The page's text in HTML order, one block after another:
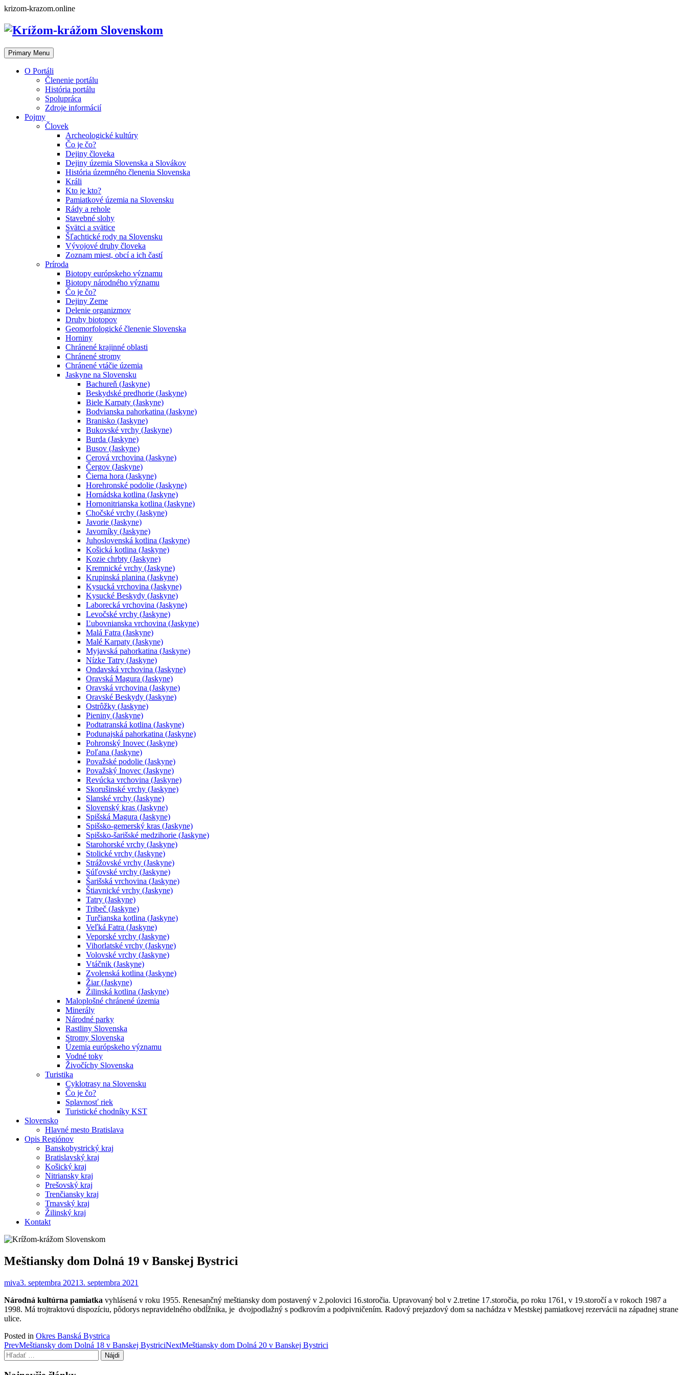
Skip
content
krizom-krazom.online
Primary Menu
O Portáli
Členenie portálu
História portálu
Spolupráca
Zdroje informácií
Pojmy
Človek
Archeologické kultúry
Čo je čo?
Dejiny človeka
Dejiny územia Slovenska a Slovákov
História územného členenia Slovenska
Králi
Kto je kto?
Pamiatkové územia na Slovensku
Rády a rehole
Stavebné slohy
Svätci a svätice
Šľachtické rody na Slovensku
Vývojové druhy človeka
Zoznam miest, obcí a ich častí
Príroda
Biotopy európskeho významu
Biotopy národného významu
Čo je čo?
Dejiny Zeme
Delenie organizmov
Druhy biotopov
Geomorfologické členenie Slovenska
Horniny
Chránené krajinné oblasti
Chránené stromy
Chránené vtáčie územia
Jaskyne na Slovensku
Bachureň (Jaskyne)
Beskydské predhorie (Jaskyne)
Biele Karpaty (Jaskyne)
Bodvianska pahorkatina (Jaskyne)
Branisko (Jaskyne)
Bukovské vrchy (Jaskyne)
Burda (Jaskyne)
Busov (Jaskyne)
Cerová vrchovina (Jaskyne)
Čergov (Jaskyne)
Čierna hora (Jaskyne)
Horehronské podolie (Jaskyne)
Hornádska kotlina (Jaskyne)
Hornonitrianska kotlina (Jaskyne)
Chočské vrchy (Jaskyne)
Javorie (Jaskyne)
Javorníky (Jaskyne)
Juhoslovenská kotlina (Jaskyne)
Košická kotlina (Jaskyne)
Kozie chrbty (Jaskyne)
Kremnické vrchy (Jaskyne)
Krupinská planina (Jaskyne)
Kysucká vrchovina (Jaskyne)
Kysucké Beskydy (Jaskyne)
Laborecká vrchovina (Jaskyne)
Levočské vrchy (Jaskyne)
Ľubovnianska vrchovina (Jaskyne)
Malá Fatra (Jaskyne)
Malé Karpaty (Jaskyne)
Myjavská pahorkatina (Jaskyne)
Nízke Tatry (Jaskyne)
Ondavská vrchovina (Jaskyne)
Oravská Magura (Jaskyne)
Oravská vrchovina (Jaskyne)
Oravské Beskydy (Jaskyne)
Ostrôžky (Jaskyne)
Pieniny (Jaskyne)
Podtatranská kotlina (Jaskyne)
Podunajská pahorkatina (Jaskyne)
Pohronský Inovec (Jaskyne)
Poľana (Jaskyne)
Považské podolie (Jaskyne)
Považský Inovec (Jaskyne)
Revúcka vrchovina (Jaskyne)
Skorušinské vrchy (Jaskyne)
Slanské vrchy (Jaskyne)
Slovenský kras (Jaskyne)
Spišská Magura (Jaskyne)
Spišsko-gemerský kras (Jaskyne)
Spišsko-šarišské medzihorie (Jaskyne)
Starohorské vrchy (Jaskyne)
Stolické vrchy (Jaskyne)
Strážovské vrchy (Jaskyne)
Súľovské vrchy (Jaskyne)
Šarišská vrchovina (Jaskyne)
Štiavnické vrchy (Jaskyne)
Tatry (Jaskyne)
Tribeč (Jaskyne)
Turčianska kotlina (Jaskyne)
Veľká Fatra (Jaskyne)
Veporské vrchy (Jaskyne)
Vihorlatské vrchy (Jaskyne)
Volovské vrchy (Jaskyne)
Vtáčnik (Jaskyne)
Zvolenská kotlina (Jaskyne)
Žiar (Jaskyne)
Žilinská kotlina (Jaskyne)
Maloplošné chránené územia
Minerály
Národné parky
Rastliny Slovenska
Stromy Slovenska
Územia európskeho významu
Vodné toky
Živočíchy Slovenska
Turistika
Cyklotrasy na Slovensku
Čo je čo?
Splavnosť riek
Turistické chodníky KST
Slovensko
Hlavné mesto Bratislava
Opis Regiónov
Banskobystrický kraj
Bratislavský kraj
Košický kraj
Nitriansky kraj
Prešovský kraj
Trenčiansky kraj
Trnavský kraj
Žilinský kraj
Kontakt
Meštiansky dom Dolná 19 v Banskej Bystrici
miva3. septembra 20213. septembra 2021
Národná kultúrna pamiatka vyhlásená v roku 1955. Renesančný meštiansky dom postavený v 2.polovici 16.storočia. Upravovaný bol v 2.tretine 17.storočia, po roku 1761, v 19.storočí a v rokoch 1987 a
1998. Má trojtraktovú dispozíciu, pôdorys nepravidelného obdĺžnika, je dvojpodlažný s podkrovím a podpivničením. Radový prejazdový dom sa nachádza v Mestskej pamiatkovej rezervácii na západnej strane
ulice.
Posted in Okres Banská Bystrica
Post
navigation
PrevMeštiansky dom Dolná 18 v Banskej BystriciNextMeštiansky dom Dolná 20 v Banskej Bystrici
Hľadať: